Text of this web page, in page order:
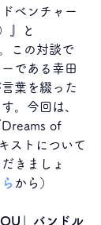
ベンチャー
』と
この対談で
である幸田
葉を綴った
。今回は、
of
ストについて
きましょ
から）
」バンドル